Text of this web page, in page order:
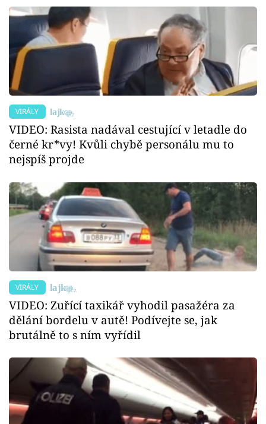
VIRÁLY
VIDEO: Rasista nadával cestující v letadle do
černé kr*vy! Kvůli chybě personálu mu to
nejspíš projde
VIRÁLY
VIDEO: Zuřící taxikář vyhodil pasažéra za
dělání bordelu v autě! Podívejte se, jak
brutálně to s ním vyřídil